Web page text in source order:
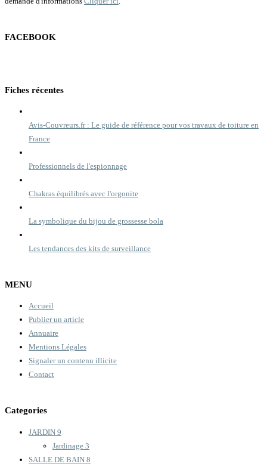
FACEBOOK
Fiches récentes
Avis-Couvreurs.fr : Le guide de référence pour vos travaux de toiture en
France
Professionnels de l'espionnage
Chakras équilibrés avec l'orgonite
La symbolique du bijou de grossesse bola
Les tendances des kits de surveillance
MENU
Accueil
Publier un article
Annuaire
Mentions Légales
Signaler un contenu illicite
Contact
Categories
JARDIN 9
Jardinage 3
SALLE DE BAIN 8